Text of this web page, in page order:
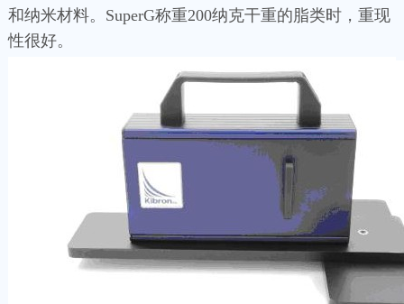
和纳米材料。SuperG称重200纳克干重的脂类时，重现
性很好。